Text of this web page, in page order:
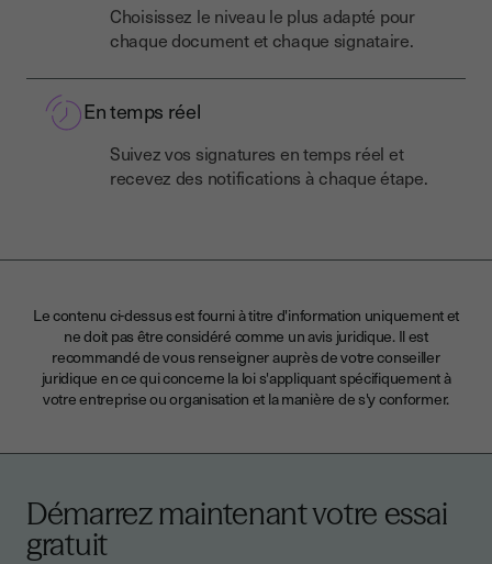
Choisissez le niveau le plus adapté pour
chaque document et chaque signataire.
En temps réel
Suivez vos signatures en temps réel et
recevez des notifications à chaque étape.
Le contenu ci-dessus est fourni à titre d'information uniquement et
ne doit pas être considéré comme un avis juridique. Il est
recommandé de vous renseigner auprès de votre conseiller
juridique en ce qui concerne la loi s'appliquant spécifiquement à
votre entreprise ou organisation et la manière de s'y conformer.
Démarrez maintenantvotre essai
gratuit